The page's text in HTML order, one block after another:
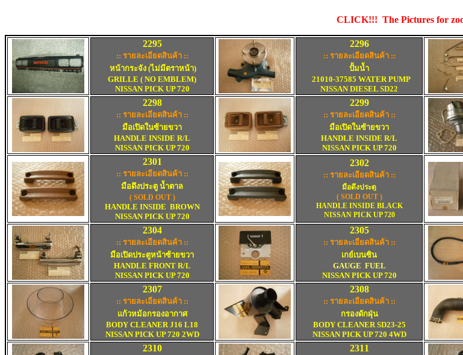
CLICK!!! The Pictures for
2295
:: รายละเอียดสินค้า ::
หน้ากระจัง (ไม่มีตราหน้า)
GRILLE ( NO EMBLEM)
NISSAN PICK UP 720
2296
:: รายละเอียดสินค้า ::
ปั้มน้ำ
21010-37585 WATER PUMP
NISSAN DIESEL SD22
2298
:: รายละเอียดสินค้า ::
มือเปิดในซ้ายขวา
HANDLE INSIDE R/L
NISSAN PICK UP 720
2299
:: รายละเอียดสินค้า ::
มือเปิดในซ้ายขวา
HANDLE INSIDE R/L
NISSAN PICK UP 720
2301
:: รายละเอียดสินค้า ::
มือดึงประตู น้ำตาล
( SOLD OUT )
HANDLE INSIDE BROWN
NISSAN PICK UP 720
2302
:: รายละเอียดสินค้า ::
มือดึงประตู
( SOLD OUT )
HANDLE INSIDE BLACK
NISSAN PICK UP 720
2304
:: รายละเอียดสินค้า ::
มือเปิดประตูหน้าซ้ายขวา
HANDLE FRONT R/L
NISSAN PICK UP 720
2305
:: รายละเอียดสินค้า ::
เกย์เบนซิน
GAUGE FUEL
NISSAN PICK UP 720
2307
:: รายละเอียดสินค้า ::
แก้วหม้อกรองอากาศ
BODY CLEANER J16 L18
NISSAN PICK UP 720 2WD
2308
:: รายละเอียดสินค้า ::
กรองดักฝุ่น
BODY CLEANER SD23-25
NISSAN PICK UP 720 4WD
2310 2311